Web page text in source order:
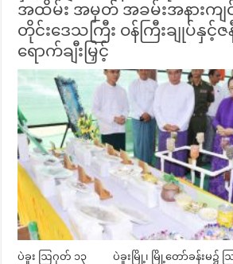
အထိမ်း အမှတ် အခမ်းအနားကျ
တိုင်းဒေသကြီး ဝန်ကြီးချုပ်နှ
ရောက်ချီးမြှင့်
ပဲခူး ဩဂုတ် ၁၃ ပဲခူးမြို့၊ မြို့တော်ခန်းမ၌